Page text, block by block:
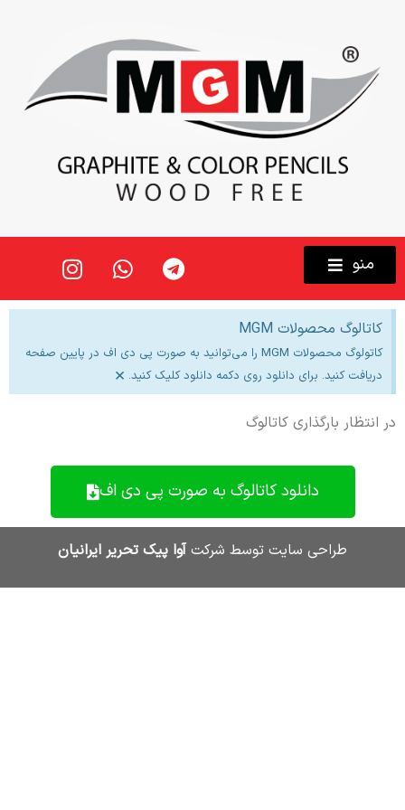
منو
کاتالوگ محصولات MGM
کاتولوگ محصولات MGM را می‌توانید به صورت پی دی اف در پایین صفحه
دریافت کنید. برای دانلود روی دکمه دانلود کلیک کنید. ×
در انتظار بارگذاری کاتالوگ
دانلود کاتالوگ به صورت پی دی اف
طراحی سایت توسط شرکتآوا پیک تحریر ایرانیان